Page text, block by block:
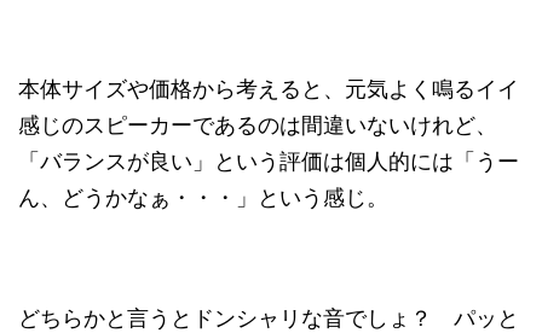
本体サイズや価格から考えると、元気よく鳴るイイ
感じのスピーカーであるのは間違いないけれど、
「バランスが良い」という評価は個人的には「うー
ん、どうかなぁ・・・」という感じ。
どちらかと言うとドンシャリな音でしょ？ パッと